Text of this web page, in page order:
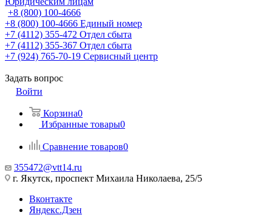
+8 (800) 100-4666
+8 (800) 100-4666 Единый номер
+7 (4112) 355-472 Отдел сбыта
+7 (4112) 355-367 Отдел сбыта
+7 (924) 765-70-19 Сервисный центр
Задать вопрос
Войти
Корзина0
Избранные товары0
Сравнение товаров0
355472@vtt14.ru
г. Якутск, проспект Михаила Николаева, 25/5
Вконтакте
Яндекс.Дзен